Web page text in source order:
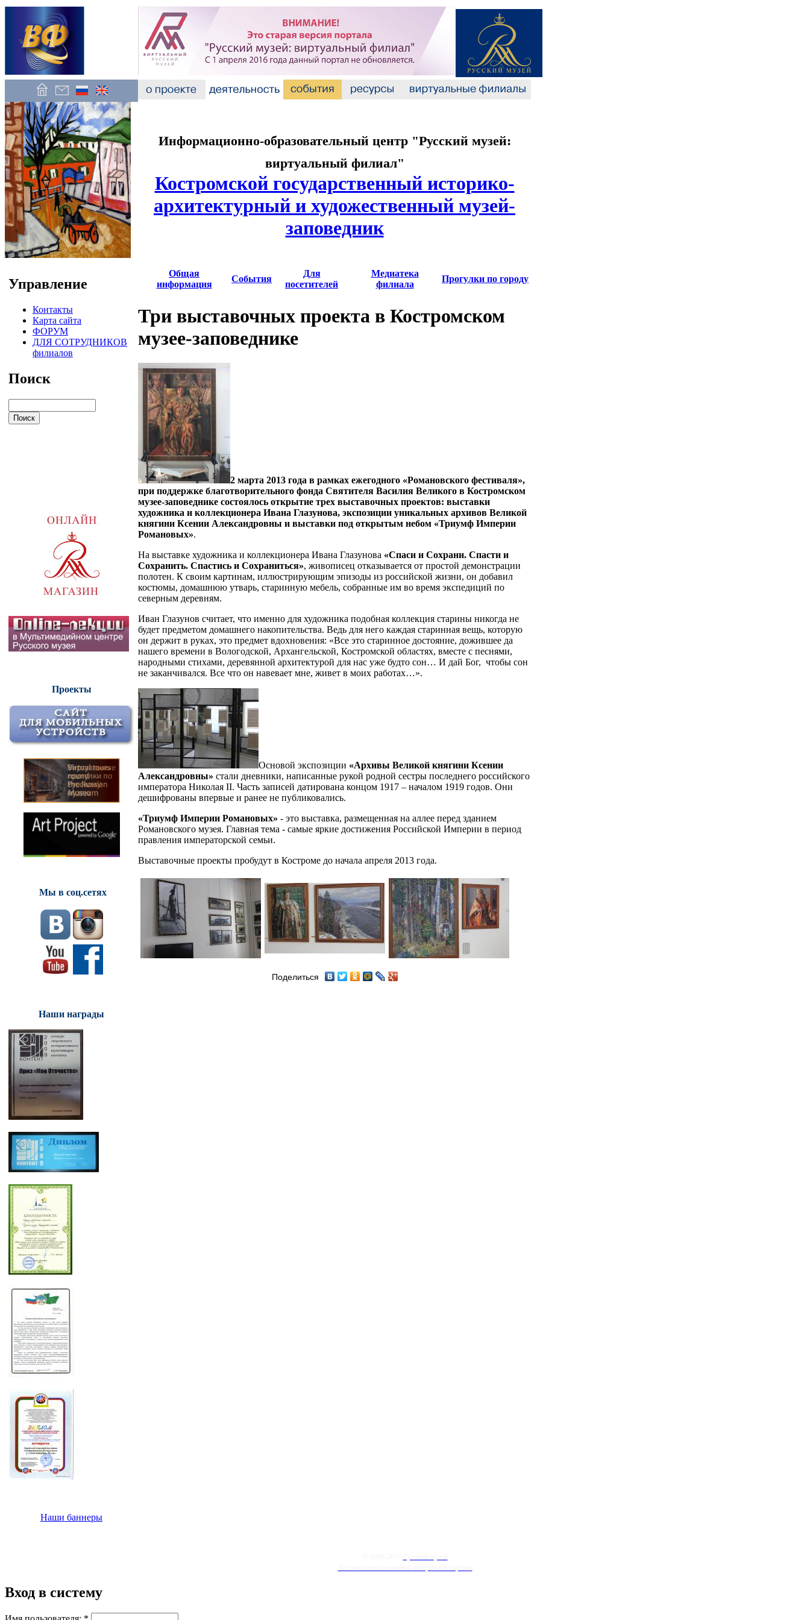
Управление
Контакты
Карта сайта
ФОРУМ
ДЛЯ СОТРУДНИКОВ
филиалов
Поиск
Проекты
Мы в соц.сетях
Наши награды
Наши баннеры
Информационно-образовательный центр "Русский музей:
виртуальный филиал"
Костромской государственный историко-
архитектурный и художественный музей-
заповедник
Общая
информация
События
Для
посетителей
Медиатека
филиала
Прогулки по городу
Три выставочных проекта в Костромском
музее-заповеднике
2 марта 2013 года в рамках ежегодного «Романовского фестиваля»,
при поддержке благотворительного фонда Святителя Василия Великого в Костромском
музее-заповеднике состоялось открытие трех выставочных проектов: выставки
художника и коллекционера Ивана Глазунова, экспозиции уникальных архивов Великой
княгини Ксении Александровны и выставки под открытым небом «Триумф Империи
Романовых».
На выставке художника и коллекционера Ивана Глазунова «Спаси и Сохрани. Спасти и
Сохранить. Спастись и Сохраниться», живописец отказывается от простой демонстрации
полотен. К своим картинам, иллюстрирующим эпизоды из российской жизни, он добавил
костюмы, домашнюю утварь, старинную мебель, собранные им во время экспедиций по
северным деревням.
Иван Глазунов считает, что именно для художника подобная коллекция старины никогда не
будет предметом домашнего накопительства. Ведь для него каждая старинная вещь, которую
он держит в руках, это предмет вдохновения: «Все это старинное достояние, дожившее да
нашего времени в Вологодской, Архангельской, Костромской областях, вместе с песнями,
народными стихами, деревянной архитектурой для нас уже будто сон… И дай Бог, чтобы сон
не заканчивался. Все что он навевает мне, живет в моих работах…».
Основой экспозиции «Архивы Великой княгини Ксении
Александровны» стали дневники, написанные рукой родной сестры последнего российского
императора Николая II. Часть записей датирована концом 1917 – началом 1919 годов. Они
дешифрованы впервые и ранее не публиковались.
«Триумф Империи Романовых» - это выставка, размещенная на аллее перед зданием
Романовского музея. Главная тема - самые яркие достижения Российской Империи в период
правления императорской семьи.
Выставочные проекты пробудут в Костроме до начала апреля 2013 года.
Поделиться
Вход в систему